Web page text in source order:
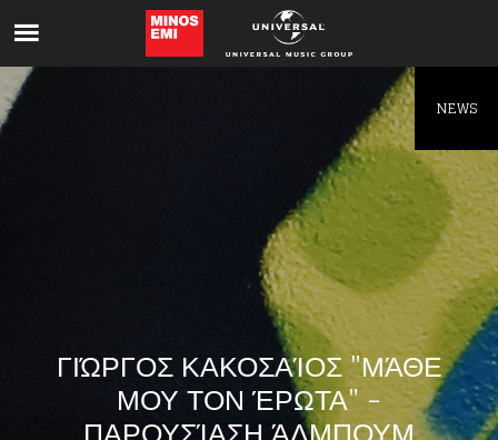
ΓΙΏΡΓΟΣ ΚΑΚΟΣΑΊΟΣ "ΜΆΘΕ
ΜΟΥ ΤΟΝ ΈΡΩΤΑ" -
NEWS
Like being first?
Get news from your favorite artists before
everyone else.